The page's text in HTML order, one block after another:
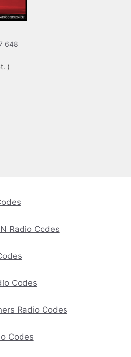
648
)
Radio Codes
Codes
Radio Codes
Codes